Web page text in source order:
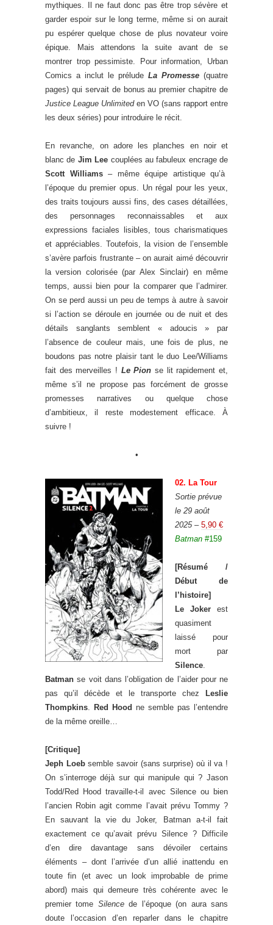
mythiques. Il ne faut donc pas être trop sévère et
garder espoir sur le long terme, même si on aurait
pu espérer quelque chose de plus novateur voire
épique. Mais attendons la suite avant de se
montrer trop pessimiste. Pour information, Urban
Comics a inclut le prélude La Promesse (quatre
pages) qui servait de bonus au premier chapitre de
Justice League Unlimiteden VO (sans rapport entre
les deux séries) pour introduire le récit.
En revanche, on adore les planches en noir et
blanc de Jim Lee couplées au fabuleux encrage de
Scott Williams– même équipe artistique qu’à
l’époque du premier opus. Un régal pour les yeux,
des traits toujours aussi fins, des cases détaillées,
des personnages reconnaissables et aux
expressions faciales lisibles, tous charismatiques
et appréciables. Toutefois, la vision de l’ensemble
s’avère parfois frustrante – on aurait aimé découvrir
la version colorisée (par Alex Sinclair) en même
temps, aussi bien pour la comparer que l’admirer.
On se perd aussi un peu de temps à autre à savoir
si l’action se déroule en journée ou de nuit et des
détails sanglants semblent « adoucis » par
l’absence de couleur mais, une fois de plus, ne
boudons pas notre plaisir tant le duo Lee/Williams
fait des merveilles ! Le Pion se lit rapidement et,
même s’il ne propose pas forcément de grosse
promesses narratives ou quelque chose
d’ambitieux, il reste modestement efficace. À
suivre !
•
02. La Tour
Sortie prévue
le 29 août
2025– 5,90 €
Batman #159
[Résumé /
Début de
l’histoire]
Le Joker est
quasiment
laissé pour
mort par
Silence.
Batman se voit dans l’obligation de l’aider pour ne
pas qu’il décède et le transporte chez
Leslie
Thompkins. Red Hood ne semble pas l’entendre
de la même oreille…
[Critique]
Jeph Loebsemble savoir (sans surprise) où il va !
On s’interroge déjà sur qui manipule qui ? Jason
Todd/Red Hood travaille-t-il avec Silence ou bien
l’ancien Robin agit comme l’avait prévu Tommy ?
En sauvant la vie du Joker, Batman a-t-il fait
exactement ce qu’avait prévu Silence ? Difficile
d’en dire davantage sans dévoiler certains
éléments – dont l’arrivée d’un allié inattendu en
toute fin (et avec un look improbable de prime
abord) mais qui demeure très cohérente avec le
premier tome Silencede l’époque (on aura sans
doute l’occasion d’en reparler dans le chapitre